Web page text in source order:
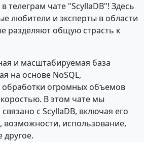
телеграм чате "ScyllaDB"! Здесь
любители и эксперты в области
разделяют общую страсть к
и масштабируемая база
на основе NoSQL,
обработки огромных объемов
В этом чате мы
с ScyllaDB, включая его
возможности, использование,
другое.